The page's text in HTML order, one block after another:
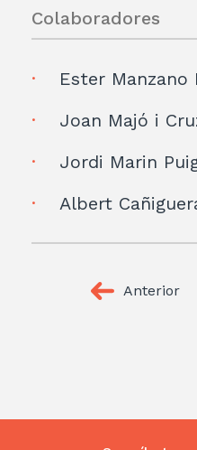
Colaboradores
Ester Manzano
Joan Majó i
Jordi Marin
Albert
Anterior